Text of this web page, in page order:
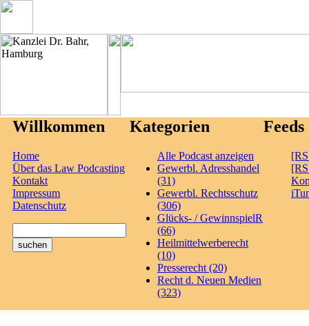
Willkommen
Home
Über das Law Podcasting
Kontakt
Impressum
Datenschutz
Kategorien
Alle Podcast anzeigen
Gewerbl. Adresshandel
(31)
Gewerbl. Rechtsschutz
(306)
Glücks- / GewinnspielR
(66)
Heilmittelwerberecht
(10)
Presserecht (20)
Recht d. Neuen Medien
(323)
Feeds